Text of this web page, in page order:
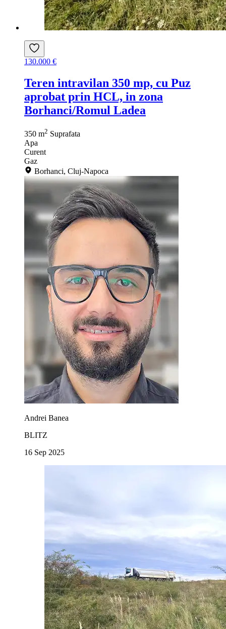
130.000 €
Teren intravilan 350 mp, cu Puz
aprobat prin HCL, in zona
Borhanci/Romul Ladea
350 m2 Suprafata
Apa
Curent
Gaz
Borhanci, Cluj-Napoca
Andrei Banea
BLITZ
16 Sep 2025